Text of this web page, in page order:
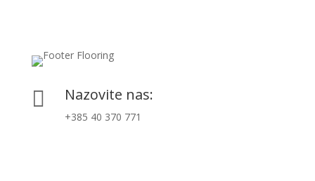
 Nazovite nas:
+385 40 370 771